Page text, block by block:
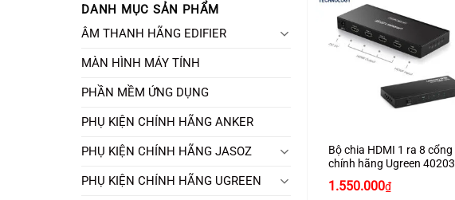
DANH MỤC SẢN PHẨM
ÂM THANH HÃNG EDIFIER
MÀN HÌNH MÁY TÍNH
PHẦN MỀM ỨNG DỤNG
PHỤ KIỆN CHÍNH HÃNG ANKER
PHỤ KIỆN CHÍNH HÃNG JASOZ
PHỤ KIỆN CHÍNH HÃNG UGREEN
Bộ chia HDMI 1 ra 8 cổng
chính hãng Ugreen 40203
1.550.000₫